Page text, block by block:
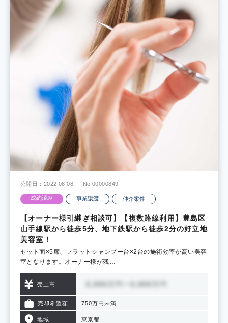
公開日：2022.08.08 No.00000849
成約済み 事業譲渡 仲介案件
【オーナー様引継ぎ相談可】【複数路線利用】豊島区
山手線駅から徒歩5分、地下鉄駅から徒歩2分の好立地
美容室！
セット面×5席、フラットシャンプー台×2台の施術効率が高い美容
室となります。オーナー様が残…
売上高
売却希望額 750万円未満
地域 東京都